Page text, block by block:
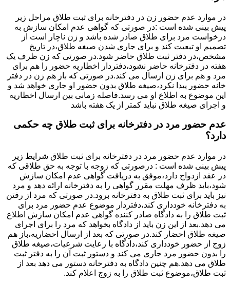
در موارد عدم حضور زن در دفترخانه برای ثبت طلاق مراحل زیر
پیش بینی شده است :در صورتی که گواهی عدم امکان سازش به
درخواست مرد برای طلاق صادر شده باشد و زن ناچار است از
تصمیم او تبعیت کند و برای جاری شدن صیغه طلاق،در تاریخ
مشخص،در دفتر ثبت طلاق حاضر شود.در صورتی که زن ظرف یک
هفته در دفترخانه حاضر نشود،دفتردار اخطاریه حضور را هم برای
مرد و هم برای زن ارسال می کند.در صورتی که باز هم زن در دفتر
خانه حضور پیدا نکرد،صیغه طلاق بدون حضور او جاری خواهد شد و
این موضوع به اطلاع او می رسد.فاصله زمانی بین ارسال اخطاریه
و اجرای صیغه طلاق نباید کمتر از یک هفته باشد
عدم حضور مرد در دفترخانه برای ثبت طلاق چه حکمی
دارد؟
در موارد عدم حضور مرد در دفترخانه برای ثبت طلاق شرایط زیر
پیش بینی شده است : درصورتی که زوجه با توجه به حق طلاقی که
در عقد ازدواج دارد،موفق به دریافت گواهی عدم امکان سازش
شود،باید ظرف مهلت مقرر گواهی را به دفترخانه ارائه دهد و مرد
نیز باید برای ثبت طلاق به دفترخانه برود.در صورتی که مرد از رفتن
به دفترخانه خودداری کند،دفتردار موضوع عدم حضور مرد برای
ثبت طلاق را به دادگاه صادر کننده گواهی عدم امکان سازش اطلاع
می دهد.بعد از این زن باید از دادگاه بخواهد که مرد را برای اجرای
صیغه طلاق احضار کند.در صورتی که بعد از ارسال احضاریه،باز هم
زوج از حضور خودداری کند،دادگاه با رعایت شرعیات،صیغه طلاق
را بدون حضور مرد جاری می کند و دستور ثبت آن را به دفتر ثبت
طلاق می دهد.هم چنین دادگاه به دفترخانه دستور می دهد بعد از
ثبت طلاق،موضوع ثبت طلاق را به زوج اعلام کند.